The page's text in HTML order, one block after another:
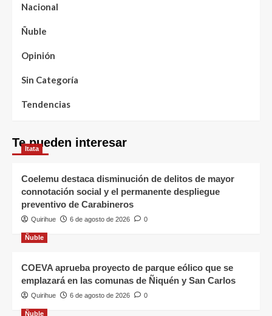
Nacional
Ñuble
Opinión
Sin Categoría
Tendencias
Te pueden interesar
Itata
Coelemu destaca disminución de delitos de mayor
connotación social y el permanente despliegue
preventivo de Carabineros
Quirihue 6 de agosto de 2026 0
Ñuble
COEVA aprueba proyecto de parque eólico que se
emplazará en las comunas de Ñiquén y San Carlos
Quirihue 6 de agosto de 2026 0
Ñuble